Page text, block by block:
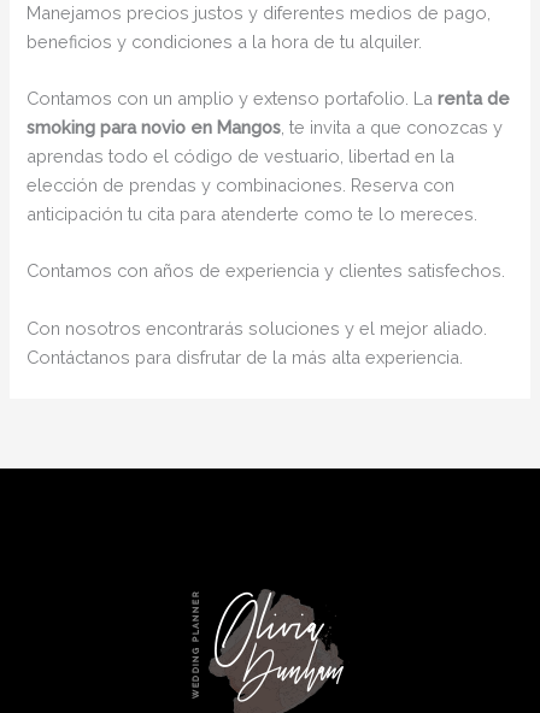
Manejamos precios justos y diferentes medios de pago,
beneficios y condiciones a la hora de tu alquiler.
Contamos con un amplio y extenso portafolio. Larenta de
smoking para novio en Mangos , te invita a que conozcas y
aprendas todo el código de vestuario, libertad en la
elección de prendas y combinaciones. Reserva con
anticipación tu cita para atenderte como te lo mereces.
Contamos con años de experiencia y clientes satisfechos.
Con nosotros encontrarás soluciones y el mejor aliado.
Contáctanos para disfrutar de la más alta experiencia.